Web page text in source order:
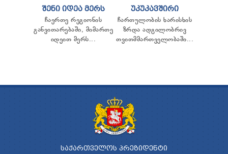
ᲨᲔᲜᲘ ᲘᲓᲔᲐ ᲛᲔᲠᲡ
ჩაერთე რეგიონის
განვითარებაში, მიმართე
იდეით მერს...
ᲣᲙᲣᲙᲐᲕᲨᲘᲠᲘ
ჩართულობის ხარისხის
ზრდა ადგილობრივ
თვითმმართველობაში...
ᲡᲐᲥᲐᲠᲗᲕᲔᲚᲝᲡ ᲞᲠᲔᲖᲘᲓᲔᲜᲢᲘ